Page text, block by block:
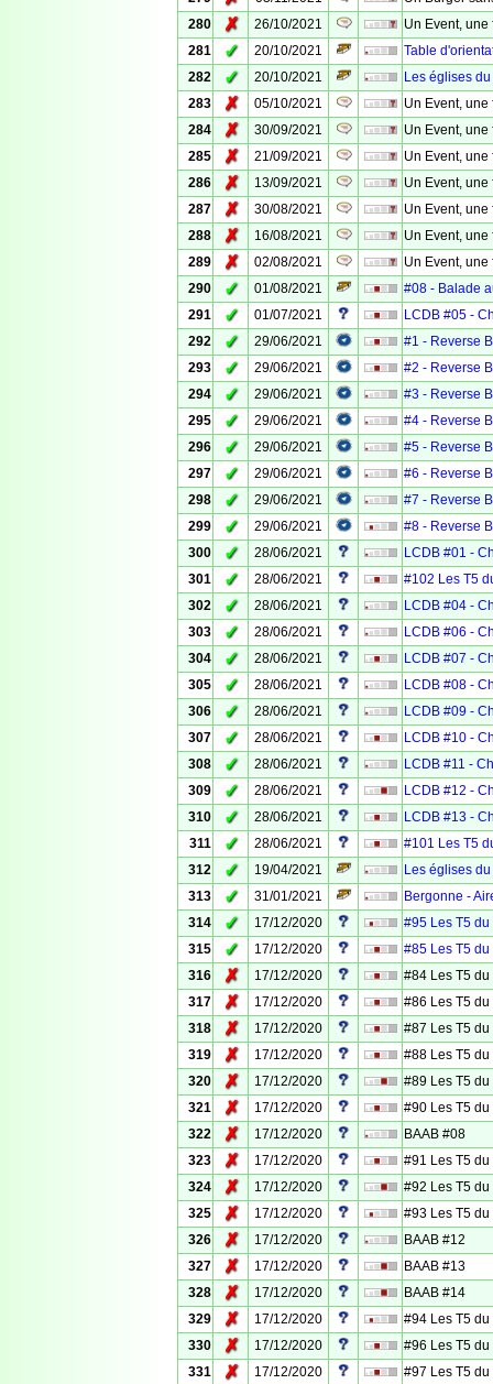
280
✗ 26/10/2021
Un Event,
281
✓ 20/10/2021
Table
282
✓ 20/10/2021
Les églises
283
✗ 05/10/2021
Un Event,
284
✗ 30/09/2021
Un Event,
285
✗ 21/09/2021
Un Event,
286
✗ 13/09/2021
Un Event,
287
✗ 30/08/2021
Un Event,
288
✗ 16/08/2021
Un Event,
289
✗ 02/08/2021
Un Event,
290
✓ 01/08/2021
#08 - Balade
291
✓ 01/07/2021
LCDB #05 -
292
✓ 29/06/2021
#1 - Reverse
293
✓ 29/06/2021
#2 - Reverse
294
✓ 29/06/2021
#3 - Reverse
295
✓ 29/06/2021
#4 - Reverse
296
✓ 29/06/2021
#5 - Reverse
297
✓ 29/06/2021
#6 - Reverse
298
✓ 29/06/2021
#7 - Reverse
299
✓ 29/06/2021
#8 - Reverse
300
✓ 28/06/2021
LCDB #01 -
301
✓ 28/06/2021
#102 Les T5
302
✓ 28/06/2021
LCDB #04 -
303
✓ 28/06/2021
LCDB #06 -
304
✓ 28/06/2021
LCDB #07 -
305
✓ 28/06/2021
LCDB #08 -
306
✓ 28/06/2021
LCDB #09 -
307
✓ 28/06/2021
LCDB #10 -
308
✓ 28/06/2021
LCDB #11 -
309
✓ 28/06/2021
LCDB #12 -
310
✓ 28/06/2021
LCDB #13 -
311
✓ 28/06/2021
#101 Les T5
312
✓ 19/04/2021
Les églises
313
✓ 31/01/2021
Bergonne -
314
✓ 17/12/2020
#95 Les T5
315
✓ 17/12/2020
#85 Les T5
316
✗ 17/12/2020
#84 Les T5
317
✗ 17/12/2020
#86 Les T5
318
✗ 17/12/2020
#87 Les T5
319
✗ 17/12/2020
#88 Les T5
320
✗ 17/12/2020
#89 Les T5
321
✗ 17/12/2020
#90 Les T5
322
✗ 17/12/2020
BAAB #08
323
✗ 17/12/2020
#91 Les T5
324
✗ 17/12/2020
#92 Les T5
325
✗ 17/12/2020
#93 Les T5 du
326
✗ 17/12/2020
BAAB #12
327
✗ 17/12/2020
BAAB #13
328
✗ 17/12/2020
BAAB #14
329
✗ 17/12/2020
#94 Les T5
330
✗ 17/12/2020
#96 Les T5
331
✗ 17/12/2020
#97 Les T5